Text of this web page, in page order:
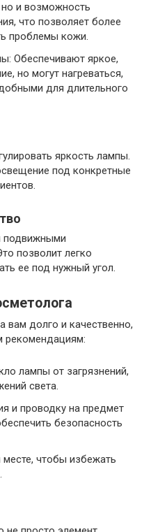
и возможность
что позволяет более
проблемы кожи.
Обеспечивают яркое,
но могут нагреваться,
для длительного
яркость лампы.
под конкретные
подвижными
позволит легко
ее под нужный угол.
вам долго и качественно,
рекомендациям:
лампы от загрязнений,
света.
и проводку на предмет
безопасность
месте, чтобы избежать